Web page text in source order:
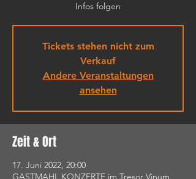
Infos folgen
Tickets stehen nicht zum
Verkauf
Andere Veranstaltungen
ansehen
Zeit & Ort
17. Juni 2022, 20:00
GASTMAHL KONZERTE im Tresor Vinum,